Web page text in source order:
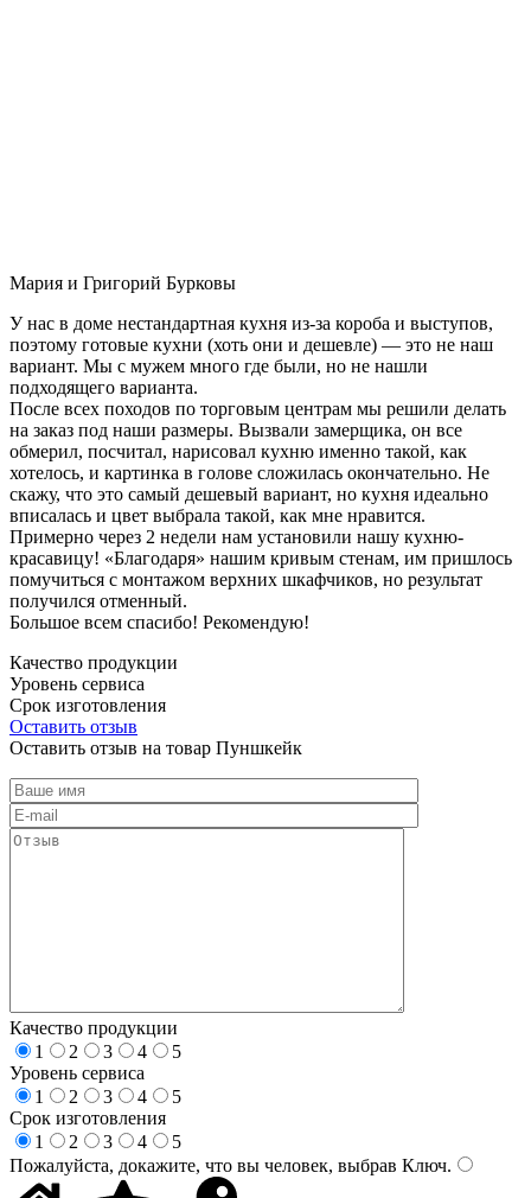
Мария и Григорий Бурковы
У нас в доме нестандартная кухня из-за короба и выступов,
поэтому готовые кухни (хоть они и дешевле) — это не наш
вариант. Мы с мужем много где были, но не нашли
подходящего варианта.
После всех походов по торговым центрам мы решили делать
на заказ под наши размеры. Вызвали замерщика, он все
обмерил, посчитал, нарисовал кухню именно такой, как
хотелось, и картинка в голове сложилась окончательно. Не
скажу, что это самый дешевый вариант, но кухня идеально
вписалась и цвет выбрала такой, как мне нравится.
Примерно через 2 недели нам установили нашу кухню-
красавицу! «Благодаря» нашим кривым стенам, им пришлось
помучиться с монтажом верхних шкафчиков, но результат
получился отменный.
Большое всем спасибо! Рекомендую!
Качество продукции
Уровень сервиса
Срок изготовления
Оставить отзыв
Оставить отзыв на товар Пуншкейк
Качество продукции
1
2 3 4
5
Уровень сервиса
1
2 3 4
5
Срок изготовления
1
2 3 4
5
Пожалуйста, докажите, что вы человек, выбрав Ключ.